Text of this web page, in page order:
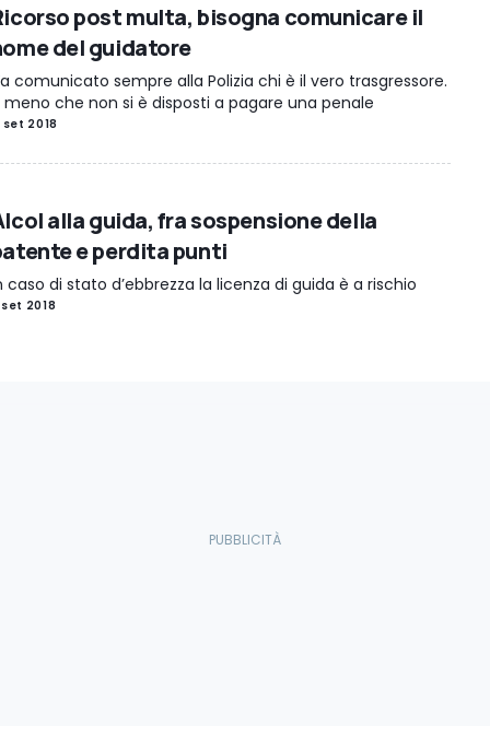
post multa, bisogna comunicare il
del guidatore
comunicato sempre alla Polizia chi è il vero trasgressore.
meno che non si è disposti a pagare una penale
set 2018
alla guida, fra sospensione della
e perdita punti
caso di stato d’ebbrezza la licenza di guida è a rischio
2018